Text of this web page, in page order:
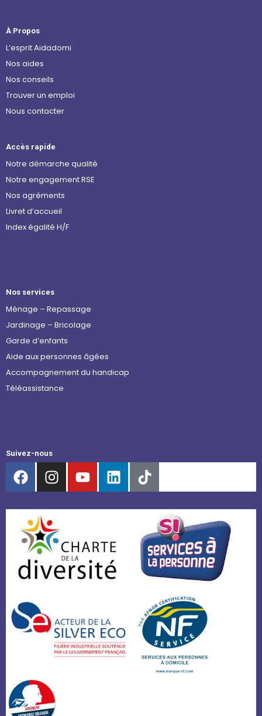
À Propos
L’esprit Aidadomi
Nos aides
Nos conseils
Trouver un emploi
Nous contacter
Accès rapide
Notre démarche qualité
Notre engagement RSE
Nos agréments
Livret d’accueil
Index égalité H/F
Nos services
Ménage – Repassage
Jardinage – Bricolage
Garde d’enfants
Aide aux personnes âgées
Accompagnement du handicap
Téléassistance
Suivez-nous